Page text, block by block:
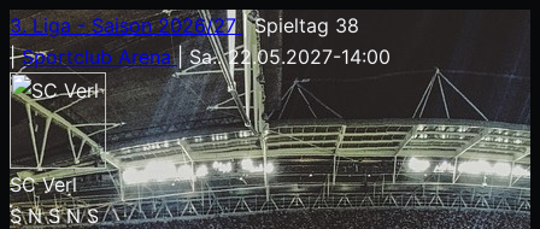
3. Liga - Saison 2026/27| Spieltag 38
| Sportclub Arena| Sa.. 22.05.2027-14:00
SC Verl
SNSNS